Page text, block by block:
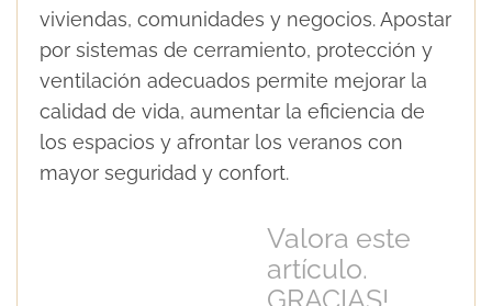
viviendas, comunidades y negocios. Apostar
por sistemas de cerramiento, protección y
ventilación adecuados permite mejorar la
calidad de vida, aumentar la eficiencia de
los espacios y afrontar los veranos con
mayor seguridad y confort.
Valora este
artículo.